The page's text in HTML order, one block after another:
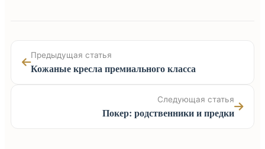
Предыдущая статья
Кожаные кресла премиального класса
Следующая статья
Покер: родственники и предки